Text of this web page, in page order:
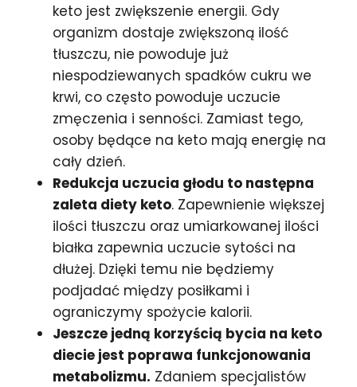
keto jest zwiększenie energii. Gdy
organizm dostaje zwiększoną ilość
tłuszczu, nie powoduje już
niespodziewanych spadków cukru we
krwi, co często powoduje uczucie
zmęczenia i senności. Zamiast tego,
osoby będące na keto mają energię na
cały dzień.
Redukcja uczucia głodu to następna
zaleta diety keto. Zapewnienie większej
ilości tłuszczu oraz umiarkowanej ilości
białka zapewnia uczucie sytości na
dłużej. Dzięki temu nie będziemy
podjadać między posiłkami i
ograniczymy spożycie kalorii.
Jeszcze jedną korzyścią bycia na keto
diecie jest poprawa funkcjonowania
metabolizmu. Zdaniem specjalistów